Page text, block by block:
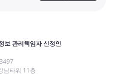
보 관리책임자 신정인
남타워 11층